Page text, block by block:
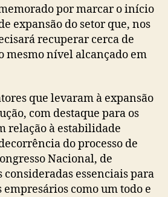
por marcar o início
expansão do setor que, nos
recuperar cerca de
mesmo nível alcançado em
que levaram à expansão
com destaque para os
relação à estabilidade
do processo de
Nacional, de
essenciais para
empresários como um todo e